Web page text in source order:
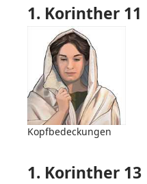
1. Korinther 11
Kopfbedeckungen
1. Korinther 13